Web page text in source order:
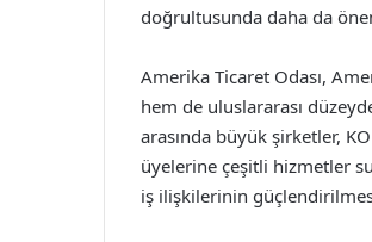
doğrultusunda daha da
Amerika Ticaret Odası,
hem de uluslararası
arasında büyük şirketler,
üyelerine çeşitli hizmetler
iş ilişkilerinin